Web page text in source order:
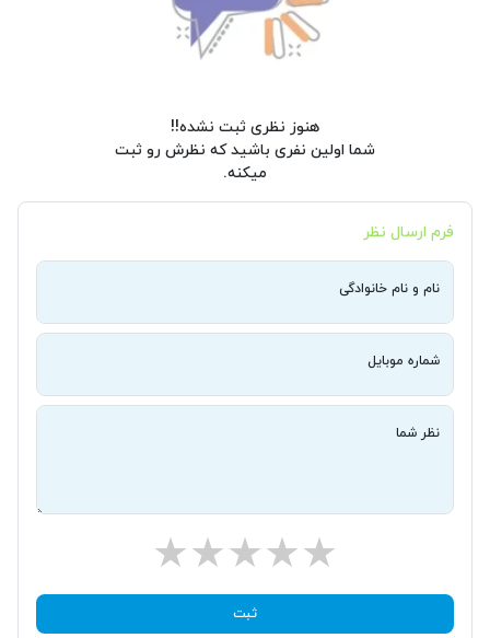
هنوز نظری ثبت نشده!!
شما اولین نفری باشید که نظرش رو ثبت
میکنه.
فرم ارسال نظر
نام و نام خانوادگی
شماره موبایل
نظر شما
ثبت